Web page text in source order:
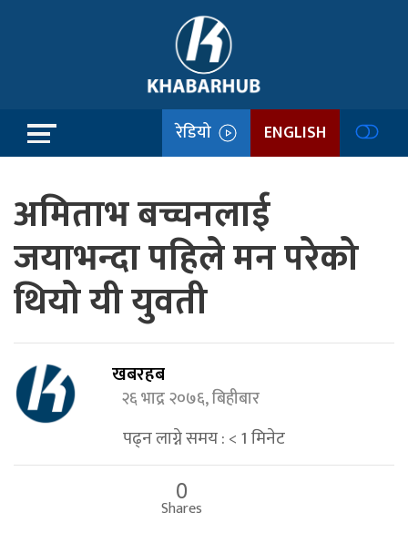
रेडियो ENGLISH
अमिताभ बच्चनलाई
जयाभन्दा पहिले मन परेको
थियो यी युवती
खबरहब
२६ भाद्र २०७६, बिहीबार
पढ्न लाग्ने समय :< 1मिनेट
0
Shares